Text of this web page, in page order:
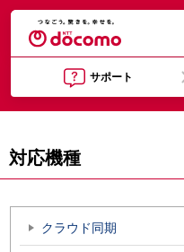
サポート
対応機種
クラウド同期